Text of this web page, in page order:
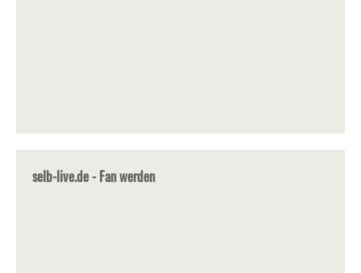
selb-live.de - Fan werden